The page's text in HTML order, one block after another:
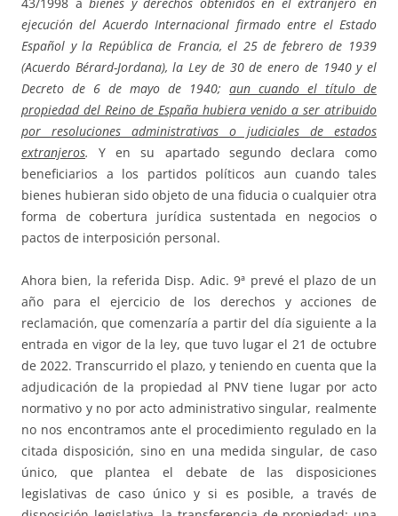
43/1998 abienes y derechos obtenidos en el extranjero en
ejecución del Acuerdo Internacional firmado entre el Estado
Español y la República de Francia, el 25 de febrero de 1939
(Acuerdo Bérard-Jordana), la Ley de 30 de enero de 1940 y el
Decreto de 6 de mayo de 1940; aun cuando el título de
propiedad del Reino de España hubiera venido a ser atribuido
por resoluciones administrativas o judiciales de estados
extranjeros.
Y en su apartado segundo declara como
beneficiarios a los partidos políticos aun cuando tales
bienes hubieran sido objeto de una fiducia o cualquier otra
forma de cobertura jurídica sustentada en negocios o
pactos de interposición personal.
Ahora bien, la referida Disp. Adic. 9ª prevé el plazo de un
año para el ejercicio de los derechos y acciones de
reclamación, que comenzaría a partir del día siguiente a la
entrada en vigor de la ley, que tuvo lugar el 21 de octubre
de 2022. Transcurrido el plazo, y teniendo en cuenta que la
adjudicación de la propiedad al PNV tiene lugar por acto
normativo y no por acto administrativo singular, realmente
no nos encontramos ante el procedimiento regulado en la
citada disposición, sino en una medida singular, de caso
único, que plantea el debate de las disposiciones
legislativas de caso único y si es posible, a través de